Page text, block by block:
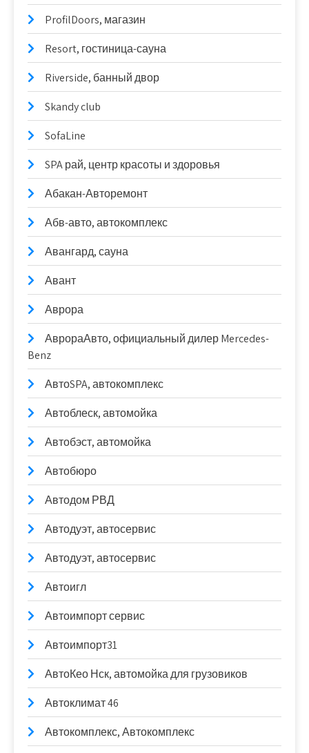
ProfilDoors, магазин
Resort, гостиница-сауна
Riverside, банный двор
Skandy club
SofaLine
SPA рай, центр красоты и здоровья
Абакан-Авторемонт
Абв-авто, автокомплекс
Авангард, сауна
Авант
Аврора
АврораАвто, официальный дилер Mercedes-
Benz
АвтоSPA, автокомплекс
Автоблеск, автомойка
Автобэст, автомойка
Автобюро
Автодом РВД
Автодуэт, автосервис
Автодуэт, автосервис
Автоигл
Автоимпорт сервис
Автоимпорт31
АвтоКео Нск, автомойка для грузовиков
Автоклимат 46
Автокомплекс, Автокомплекс